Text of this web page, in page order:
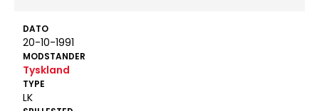
DATO
20-10-1991
MODSTANDER
Tyskland
TYPE
LK